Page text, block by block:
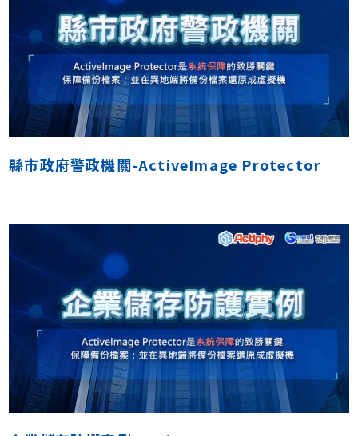
縣市政府警政機關-ActiveImage Protector